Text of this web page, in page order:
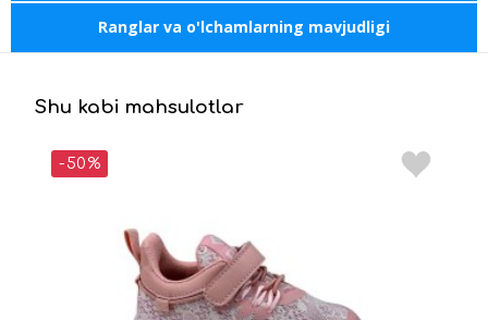
Ranglar va o'lchamlarning mavjudligi
Shu kabi mahsulotlar
-50%